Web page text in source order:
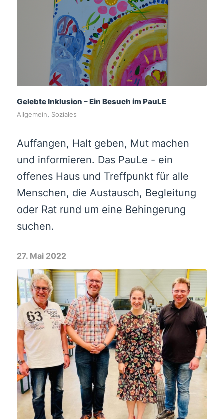
Gelebte Inklusion – Ein Besuch im PauLE
Allgemein, Soziales
Auffangen, Halt geben, Mut machen
und informieren. Das PauLe - ein
offenes Haus und Treffpunkt für alle
Menschen, die Austausch, Begleitung
oder Rat rund um eine Behingerung
suchen.
27. Mai 2022